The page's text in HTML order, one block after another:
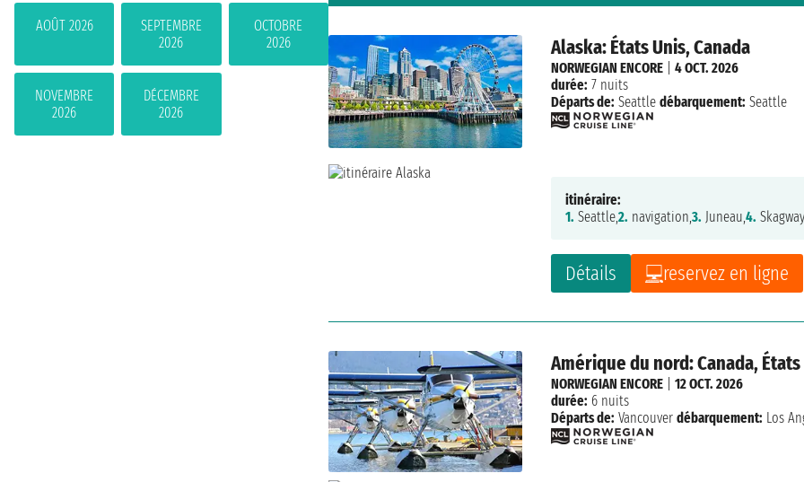
AOÛT 2026
SEPTEMBRE
2026
OCTOBRE
2026
NOVEMBRE
2026
DÉCEMBRE
2026
Alaska: États Unis, Canada
Détails reservez en ligne
NORWEGIAN ENCORE |4 OCT. 2026
durée: 7 nuits
Départs de: Seattle débarquement: Seattle
itinéraire:
1. Seattle,2. navigation,3. Juneau,4.
Amérique du nord: Canada,
NORWEGIAN ENCORE |12 OCT. 2026
durée: 6 nuits
Départs de: Vancouver débarquement: Los